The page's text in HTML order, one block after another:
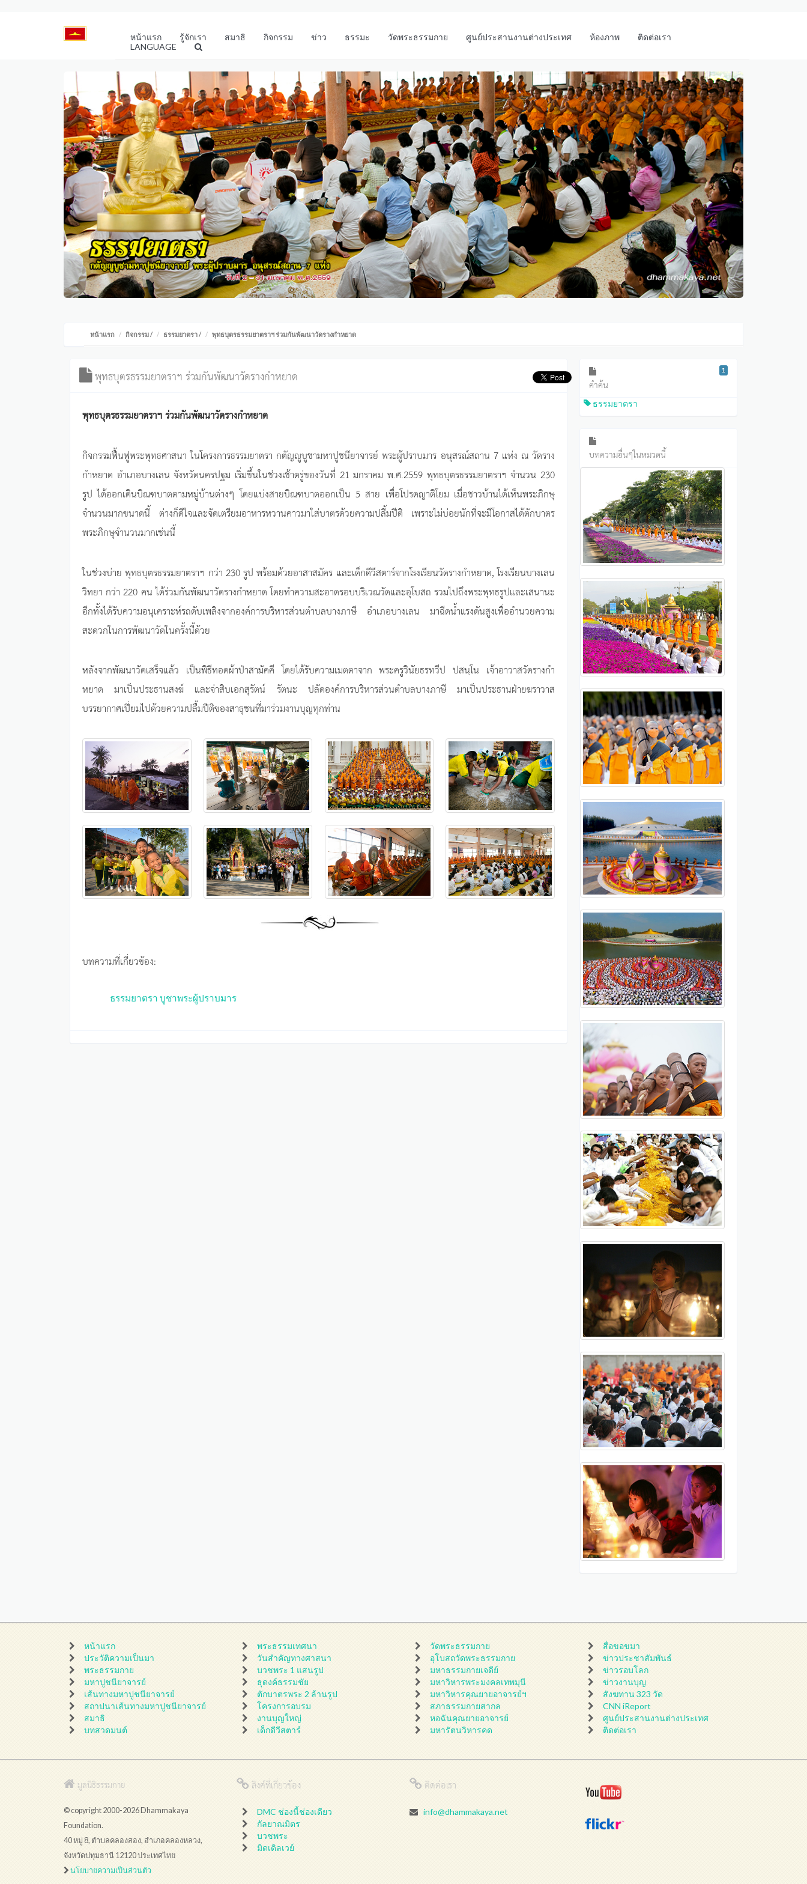
หน้าแรก รู้จักเรา สมาธิ กิจกรรม ข่าว ธรรมะ วัดพระธรรมกาย ศูนย์ประสานงานต่างประเทศ ห้องภาพ
ติดต่อเรา
LANGUAGE
หน้าแรก กิจกรรม/ ธรรมยาตรา/ พุทธบุตรธรรมยาตราฯ ร่วมกันพัฒนาวัดรางกำหยาด
พุทธบุตรธรรมยาตราฯ ร่วมกันพัฒนาวัดรางกำหยาด
พุทธบุตรธรรมยาตราฯ ร่วมกันพัฒนาวัดรางกำหยาด
กิจกรรมฟื้นฟูพระพุทธศาสนา ในโครงการธรรมยาตรา กตัญญูบูชามหาปูชนียาจารย์ พระผู้ปราบมาร อนุสรณ์สถาน 7 แห่ง ณ วัดราง
กำหยาด อำเภอบางเลน จังหวัดนครปฐม เริ่มขึ้นในช่วงเช้าตรู่ของวันที่ 21 มกราคม พ.ศ.2559 พุทธบุตรธรรมยาตราฯ จำนวน 230
รูป ได้ออกเดินบิณฑบาตตามหมู่บ้านต่างๆ โดยแบ่งสายบิณฑบาตออกเป็น 5 สาย เพื่อโปรดญาติโยม เมื่อชาวบ้านได้เห็นพระภิกษุ
จำนวนมากขนาดนี้ ต่างก็ดีใจและจัดเตรียมอาหารหวานคาวมาใส่บาตรด้วยความปลื้มปีติ เพราะไม่บ่อยนักที่จะมีโอกาสได้ตักบาตร
พระภิกษุจำนวนมากเช่นนี้
ในช่วงบ่าย พุทธบุตรธรรมยาตราฯ กว่า 230 รูป พร้อมด้วยอาสาสมัคร และเด็กดีวีสตาร์จากโรงเรียนวัดรางกำหยาด, โรงเรียนบางเลน
วิทยา กว่า 220 คน ได้ร่วมกันพัฒนาวัดรางกำหยาด โดยทำความสะอาดรอบบริเวณวัดและอุโบสถ รวมไปถึงพระพุทธรูปและเสนานะ
อีกทั้งได้รับความอนุเคราะห์รถดับเพลิงจากองค์การบริหารส่วนตำบลบางภาษี อำเภอบางเลน มาฉีดน้ำแรงดันสูงเพื่ออำนวยความ
สะดวกในการพัฒนาวัดในครั้งนี้ด้วย
หลังจากพัฒนาวัดเสร็จแล้ว เป็นพิธีทอดผ้าป่าสามัคคี โดยได้รับความเมตตาจาก พระครูวินัยธรทวีป ปสนฺโน เจ้าอาวาสวัดรางกำ
หยาด มาเป็นประธานสงฆ์ และจ่าสิบเอกสุรัตน์ รัตนะ ปลัดองค์การบริหารส่วนตำบลบางภาษี มาเป็นประธานฝ่ายฆราวาส
บรรยากาศเปี่ยมไปด้วยความปลื้มปีติของสาธุชนที่มาร่วมงานบุญทุกท่าน
บทความที่เกี่ยวข้อง:
ธรรมยาตรา บูชาพระผู้ปราบมาร
คำค้น
1
ธรรมยาตรา
บทความอื่นๆในหมวดนี้
หน้าแรก
ประวัติความเป็นมา
พระธรรมกาย
มหาปูชนียาจารย์
เส้นทางมหาปูชนียาจารย์
สถาปนาเส้นทางมหาปูชนียาจารย์
สมาธิ
บทสวดมนต์
พระธรรมเทศนา
วันสำคัญทางศาสนา
บวชพระ 1 แสนรูป
ธุดงค์ธรรมชัย
ตักบาตรพระ 2 ล้านรูป
โครงการอบรม
งานบุญใหญ่
เด็กดีวีสตาร์
วัดพระธรรมกาย
อุโบสถวัดพระธรรมกาย
มหาธรรมกายเจดีย์
มหาวิหารพระมงคลเทพมุนี
มหาวิหารคุณยายอาจารย์ฯ
สภาธรรมกายสากล
หอฉันคุณยายอาจารย์
มหารัตนวิหารคด
สื่อขอขมา
ข่าวประชาสัมพันธ์
ข่าวรอบโลก
ข่าวงานบุญ
สังฆทาน 323 วัด
CNN iReport
ศูนย์ประสานงานต่างประเทศ
ติดต่อเรา
มูลนิธิธรรมกาย
© copyright 2000-2026 Dhammakaya
Foundation.
40 หมู่ 8, ตำบลคลองสอง, อำเภอคลองหลวง,
จังหวัดปทุมธานี 12120 ประเทศไทย
นโยบายความเป็นส่วนตัว
ลิงค์ที่เกี่ยวข้อง
DMC ช่องนี้ช่องเดียว
กัลยาณมิตร
บวชพระ
มิดเดิลเวย์
ติดต่อเรา
info@dhammakaya.net